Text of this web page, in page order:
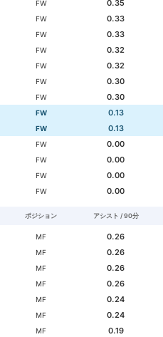
FW
0.35
FW
0.33
FW
0.33
FW
0.32
FW
0.32
FW
0.30
FW
0.30
FW
0.13
FW
0.13
FW
0.00
FW
0.00
FW
0.00
FW 0.00
ポジション アシスト / 90分
MF
0.26
MF
0.26
MF
0.26
MF
0.26
MF
0.24
MF
0.24
MF
0.19